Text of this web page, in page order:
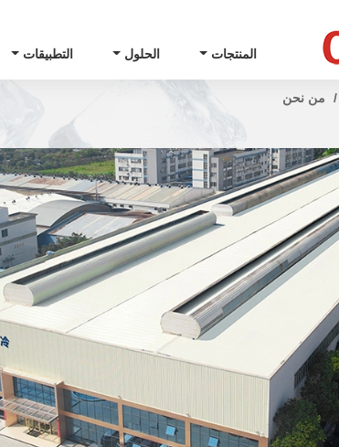
المنتجات الحلول التطبيقات
من نحن